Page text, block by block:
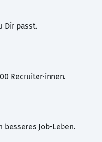
Dir passt.
Recruiter·innen.
Job-Leben.